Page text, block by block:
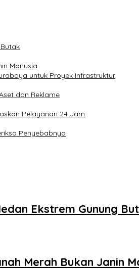
Manusia
untuk Proyek Infrastruktur
dan Reklame
Pelayanan 24 Jam
Penyebabnya
Ekstrem Gunung
Merah Bukan Janin